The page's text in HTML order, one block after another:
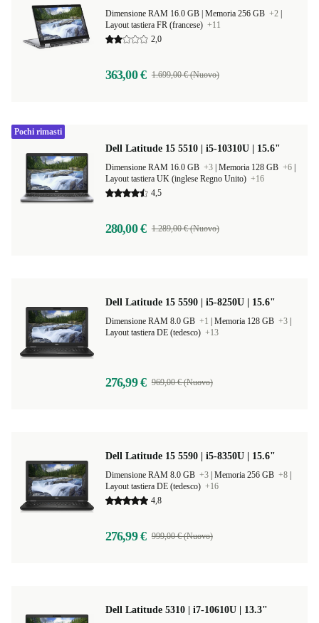
Memoria 256 GB +2
Layout tastiera FR (francese) +11
2,0
363,00 € 1.699,00 € (Nuovo)
Dell Latitude 15 5510 | i5-10310U | 15.6"
Dimensione RAM 16.0 GB +3 Memoria 128 GB +6
Layout tastiera UK (inglese Regno Unito) +16
4,5
280,00 € 1.289,00 € (Nuovo)
Pochi rimasti
Dell Latitude 15 5590 | i5-8250U | 15.6"
Dimensione RAM 8.0 GB +1 Memoria 128 GB +3
Layout tastiera DE (tedesco) +13
276,99 € 969,00 € (Nuovo)
Dell Latitude 15 5590 | i5-8350U | 15.6"
Dimensione RAM 8.0 GB +3 Memoria 256 GB +8
Layout tastiera DE (tedesco) +16
4,8
276,99 € 999,00 € (Nuovo)
Dell Latitude 5310 | i7-10610U | 13.3"